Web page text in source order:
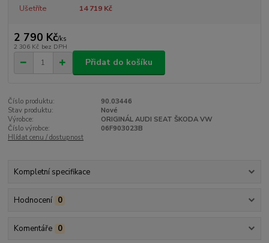
Ušetříte 14 719 Kč
2 790 Kč/ks
2 306 Kč bez DPH
Přidat do košíku
Číslo produktu:
90.03446
Stav produktu:
Nové
Výrobce:
ORIGINÁL AUDI SEAT ŠKODA VW
Číslo výrobce:
06F903023B
Hlídat cenu / dostupnost
Kompletní specifikace
Hodnocení 0
Komentáře 0